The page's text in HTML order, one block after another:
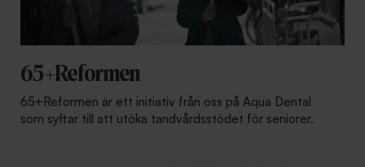
65+Reformen
65+Reformen är ett initiativ från oss på Aqua Dental
som syftar till att utöka tandvårdsstödet för seniorer.